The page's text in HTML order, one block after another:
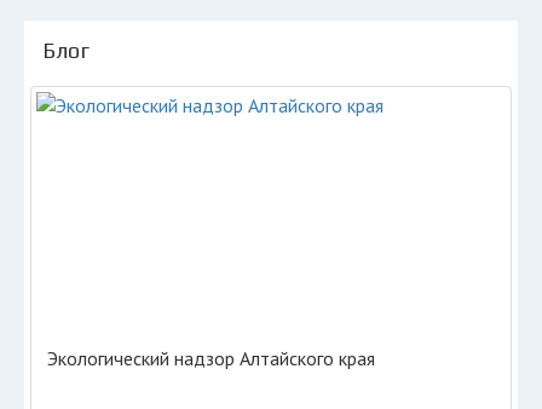
Блог
Экологический надзор Алтайского края